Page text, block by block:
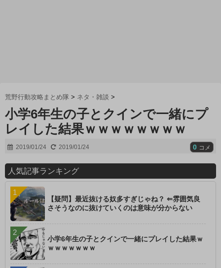
荒野行動攻略まとめ隊 > ネタ・雑談 >
小学6年生の子とクインで一緒にプ
レイした結果ｗｗｗｗｗｗｗｗ
2019/01/24 2019/01/24 0 コメ
人気記事ランキング
【疑問】最近抜ける奴多すぎじゃね？ ⇐雰囲気良
さそうなのに抜けていくのは意味が分からない
小学6年生の子とクインで一緒にプレイした結果ｗ
ｗｗｗｗｗｗｗ